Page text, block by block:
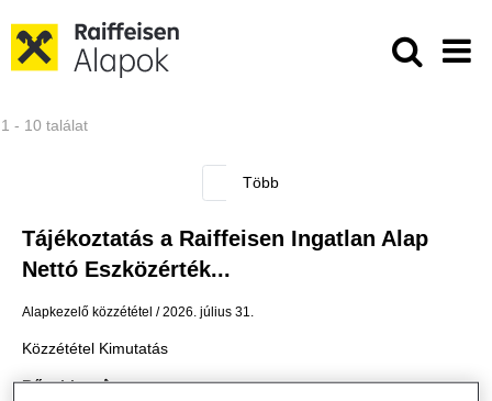
Közzétételek - Raiffeisen
1 - 10 találat
Tájékoztatás a Raiffeisen Ingatlan Alap
Nettó Eszközérték...
Alapkezelő közzététel 2026. július 31.
Közzététel Kimutatás
Bővebben